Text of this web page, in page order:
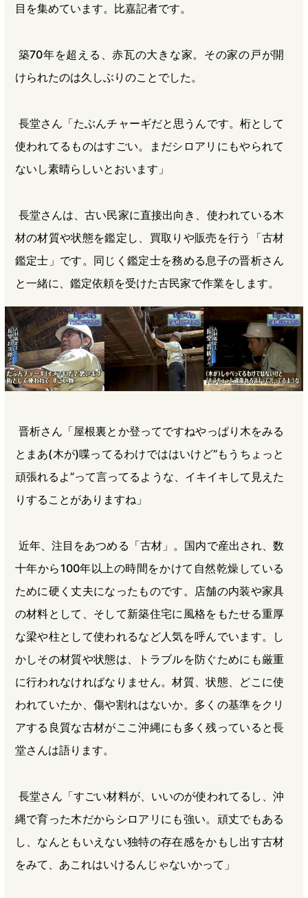
目を集めています。比嘉記者です。
築70年を超える、赤瓦の大きな家。その家の戸が開
けられたのは久しぶりのことでした。
長堂さん「たぶんチャーギだと思うんです。桁として
使われてるものはすごい。まだシロアリにもやられて
ないし素晴らしいとおいます」
長堂さんは、古い民家に直接出向き、使われている木
材の材質や状態を鑑定し、買取りや販売を行う「古材
鑑定士」です。同じく鑑定士を務める息子の晋析さん
と一緒に、鑑定依頼を受けた古民家で作業をします。
晋析さん「屋根裏とか登ってですねやっぱり木をみる
とまあ(木が)喋ってるわけでははいけど“もうちょっと
頑張れるよ”って言ってるような、イキイキして見えた
りすることがありますね」
近年、注目をあつめる「古材」。国内で産出され、数
十年から100年以上の時間をかけて自然乾燥している
ために硬く丈夫になったものです。店舗の内装や家具
の材料として、そして新築住宅に風格をもたせる重厚
な梁や柱として使われるなど人気を呼んでいます。し
かしその材質や状態は、トラブルを防ぐためにも厳重
に行われなければなりません。材質、状態、どこに使
われていたか、傷や割れはないか。多くの基準をクリ
アする良質な古材がここ沖縄にも多く残っていると長
堂さんは語ります。
長堂さん「すごい材料が、いいのが使われてるし、沖
縄で育った木だからシロアリにも強い。頑丈でもある
し、なんともいえない独特の存在感をかもし出す古材
をみて、あこれはいけるんじゃないかって」